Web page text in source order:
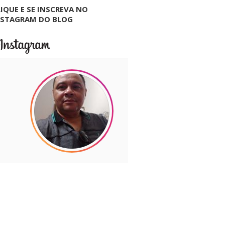
E SE INSCREVA NO
DO BLOG